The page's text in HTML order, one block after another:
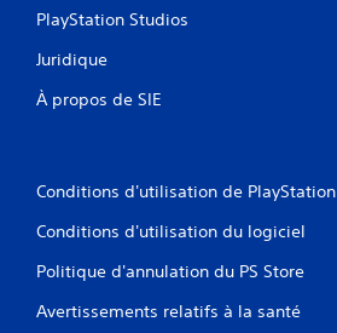
PlayStation Studios
Juridique
À propos de SIE
Conditions d'utilisation de PlayStation
Conditions d'utilisation du logiciel
Politique d'annulation du PS Store
Avertissements relatifs à la santé